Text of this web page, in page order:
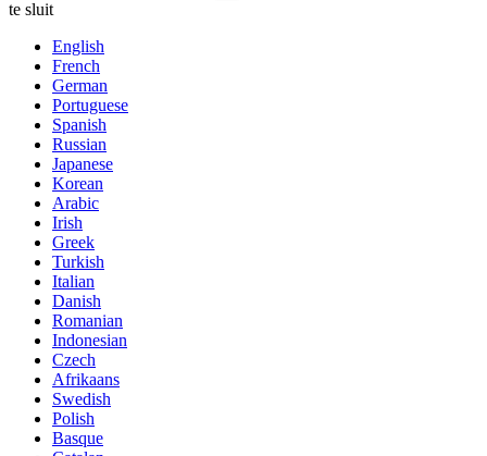
te sluit
English
French
German
Portuguese
Spanish
Russian
Japanese
Korean
Arabic
Irish
Greek
Turkish
Italian
Danish
Romanian
Indonesian
Czech
Afrikaans
Swedish
Polish
Basque